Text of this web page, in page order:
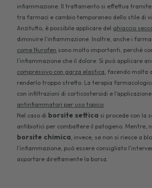
infiammazione. Il trattamento si effettua
tra farmaci e cambio temporaneo dello stile di
Anzitutto, è possibile applicare del ghiaccio
diminuire l’infiammazione. Inoltre, anche i
come Nurofen sono molto importanti, perché
l’infiammazione che il dolore. Si può applicare
compressivo con garza elastica, facendo molta
renderlo troppo stretto. La terapia
con infiltrazioni di corticosteroidi e
antinfiammatori per uso topico.
Nel caso di borsite settica si procede con la
antibiotici per combattere il patogeno. Mentre,
borsite chimica, invece, se non si riesce a
l’infiammazione, può essere consigliato
asportare direttamente la borsa.